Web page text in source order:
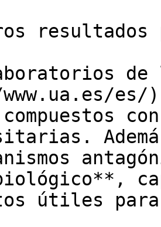
resultados
útiles